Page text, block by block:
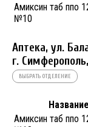
Амиксин таб ппо
№10
Аптека, ул.
г.
ВЫБРАТЬ ОТДЕЛЕНИЕ
Название
Амиксин таб ппо